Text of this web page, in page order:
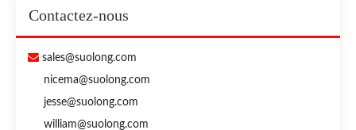
Contactez-nous
 sales@suolong.com
nicema@suolong.com
jesse@suolong.com
william@suolong.com